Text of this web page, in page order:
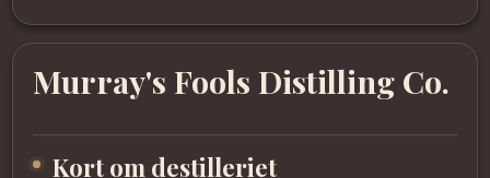
Murray's Fools Distilling Co.
Kort om destilleriet